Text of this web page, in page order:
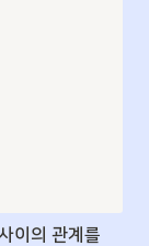
이의 관계를